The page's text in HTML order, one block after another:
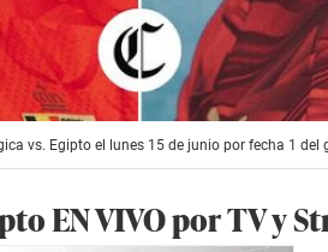
vs. Egipto el lunes 15 de junio por fecha 1 del
EN VIVO por TV y